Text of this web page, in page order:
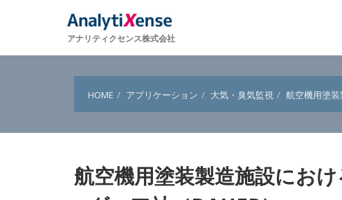
アナリティクセンス株式会社
HOME アプリケーション 大気・臭気監視 航空機用塗
航空機用塗装製造施設にお